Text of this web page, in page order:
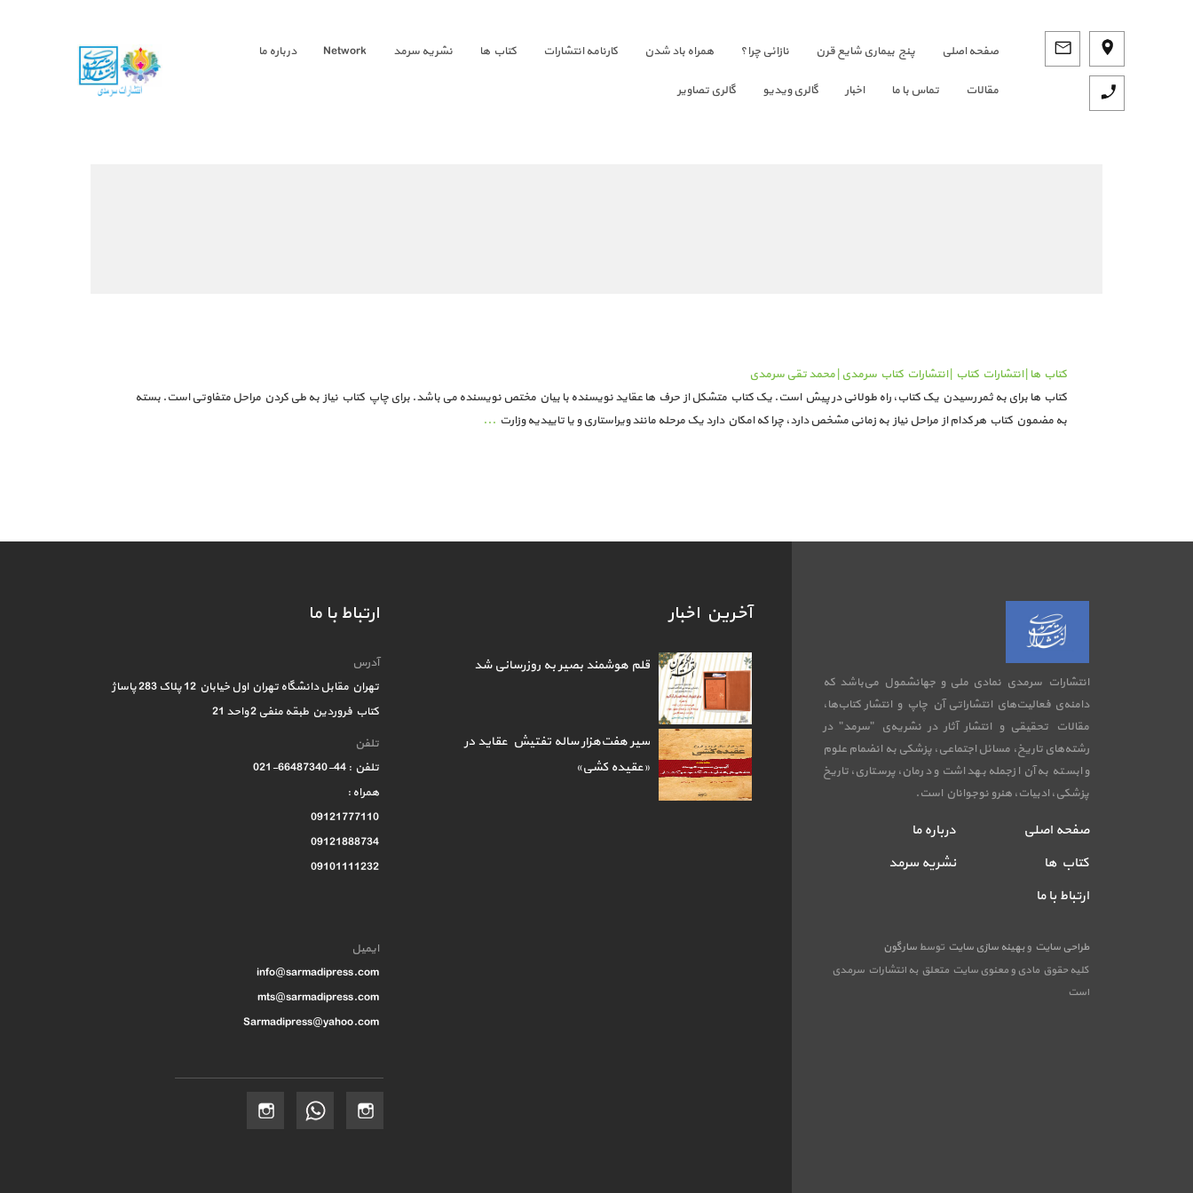
صفحه اصلي پنج بیماری شایع قرن نازائی چرا؟ همراه باد شدن کارنامه انتشارات کتاب ها نشریه سرمد Network درباره ما
مقالات تماس با ما اخبار گالری ویدیو گالری تصاویر
کتاب ها | انتشارات کتاب | انتشارات کتاب سرمدی | محمد تقی سرمدی
کتاب ها برای به ثمر رسیدن یک کتاب، راه طولانی در پیش است. یک کتاب متشکل از حرف ها عقاید نویسنده با بیان مختص نویسنده می باشد. برای چاپ کتاب نیاز به طی کردن مراحل متفاوتی است. بسته
به مضمون کتاب هر کدام از مراحل نیاز به زمانی مشخص دارد، چرا که امکان دارد یک مرحله مانند ویراستاری و یا تاییدیه وزارت ...
ارتباط با ما
آدرس
تهران مقابل دانشگاه تهران اول خیابان 12 پلاک 283 پاساژ
کتاب فروردین طبقه منفی 2 واحد 21
تلفن
تلفن : 44-66487340-021
همراه :
09121777110
09121888734
09101111232
ایمیل
info@sarmadipress.com
mts@sarmadipress.com
Sarmadipress@yahoo.com
آخرین اخبار
قلم هوشمند بصیر به روزرسانی شد
سیر هفت‌هزار ساله تفتیش عقاید در
«عقیده کشی»
انتشارات سرمدی نمادی ملی و جهانشمول می‌باشد که
دامنه‌ی فعالیت‌های انتشاراتی آن چاپ و انتشار کتاب‌ها،
مقالات تحقیقی و انتشار آثار در نشریه‌ی "سرمد" در
رشته‌های تاریخ، مسائل اجتماعی، پزشکی به انضمام علوم
وابسته به آن ازجمله بهداشت و درمان، پرستاری، تاریخ
پزشکی، ادبیات، هنرو نوجوانان است.
صفحه اصلی
درباره ما
کتاب ها
نشریه سرمد
ارتباط با ما
طراحی سایت وبهینه سازی سایت توسط سارگون
کلیه حقوق مادی و معنوی سایت متعلق به انتشارات سرمدی
است